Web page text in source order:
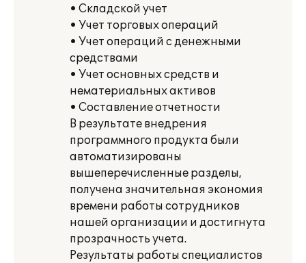
• Складской учет
• Учет торговых операций
• Учет операций с денежными
средствами
• Учет основных средств и
нематериальных активов
• Составление отчетности
В результате внедрения
программного продукта были
автоматизированы
вышеперечисленные разделы,
получена значительная экономия
времени работы сотрудников
нашей организации и достигнута
прозрачность учета.
Результаты работы специалистов